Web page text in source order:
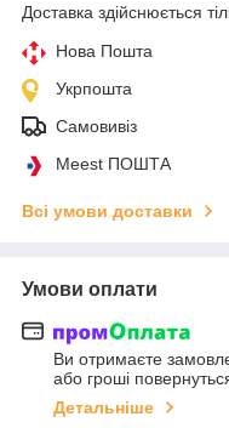
Доставка здійснюється
Нова Пошта
Укрпошта
Самовивіз
Meest ПОШТА
Всі умови доставки
Умови оплати
Ви отримаєте
або гроші
Детальніше